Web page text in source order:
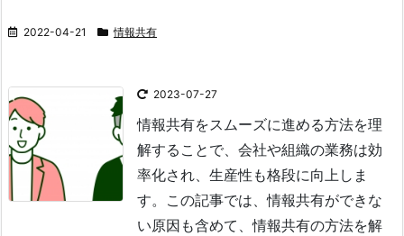
2022-04-21 情報共有
2023-07-27
情報共有をスムーズに進める方法を理
解することで、会社や組織の業務は効
率化され、生産性も格段に向上しま
す。 この記事では、情報共有ができな
い原因も含めて、情報共有の方法を解